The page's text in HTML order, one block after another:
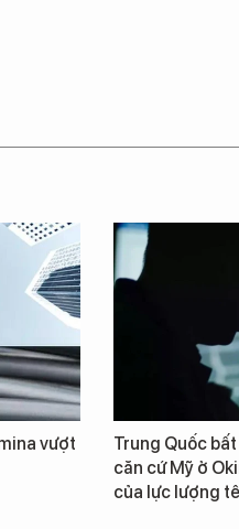
vượt
Trung Quốc
căn cứ Mỹ ở
của lực lượng